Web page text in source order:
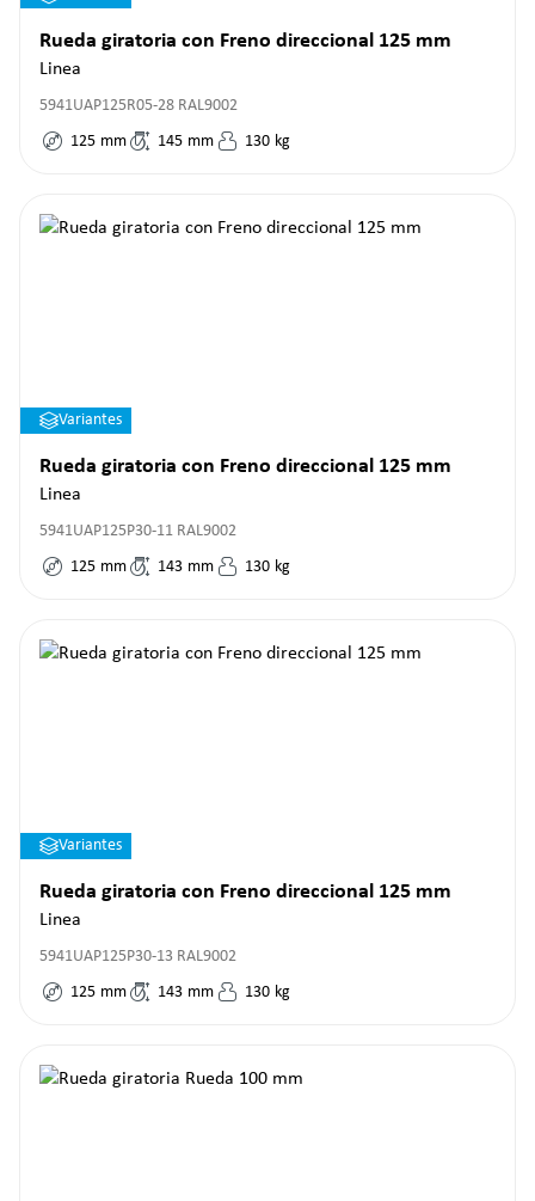
Rueda giratoria con Freno direccional 125 mm
Linea
5941UAP125R05-28 RAL9002
125 mm 145 mm 130 kg
Variantes
Rueda giratoria con Freno direccional 125 mm
Linea
5941UAP125P30-11 RAL9002
125 mm 143 mm 130 kg
Variantes
Rueda giratoria con Freno direccional 125 mm
Linea
5941UAP125P30-13 RAL9002
125 mm 143 mm 130 kg